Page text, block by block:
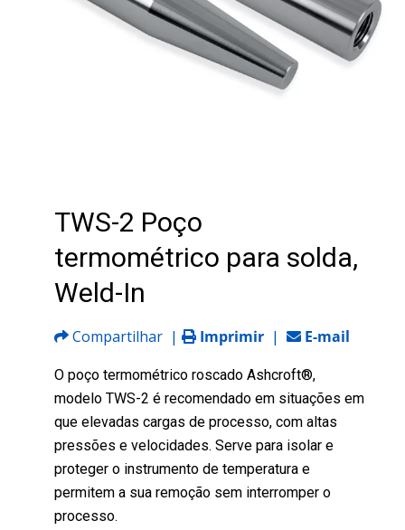
TWS-2 Poço
termométrico para solda,
Weld-In
Compartilhar | Imprimir | E-mail
O poço termométrico roscado Ashcroft®,
modelo TWS-2 é recomendado em situações em
que elevadas cargas de processo, com altas
pressões e velocidades. Serve para isolar e
proteger o instrumento de temperatura e
permitem a sua remoção sem interromper o
processo.